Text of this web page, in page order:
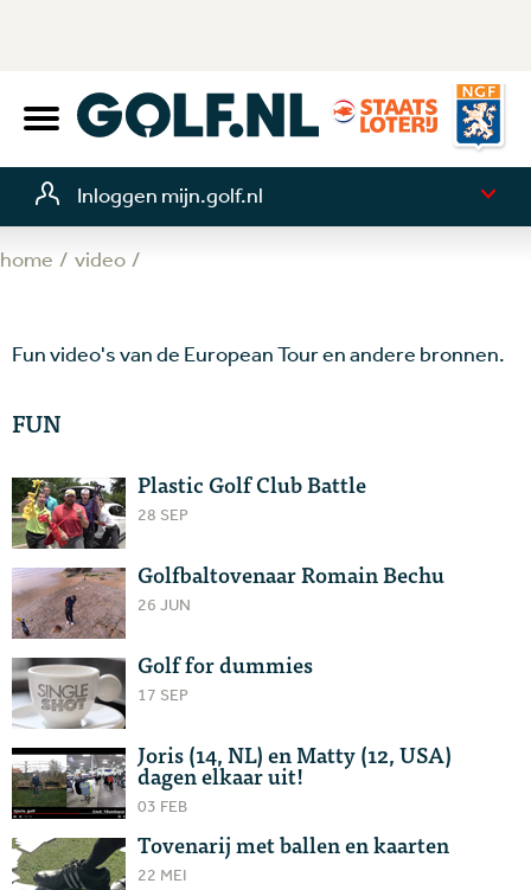
Inloggen mijn.golf.nl
home video
Fun video's van de European Tour en andere bronnen.
FUN
Plastic Golf Club Battle
28 SEP
Golfbaltovenaar Romain Bechu
26 JUN
Golf for dummies
17 SEP
Joris (14, NL) en Matty (12, USA)
dagen elkaar uit!
03 FEB
Tovenarij met ballen en kaarten
22 MEI